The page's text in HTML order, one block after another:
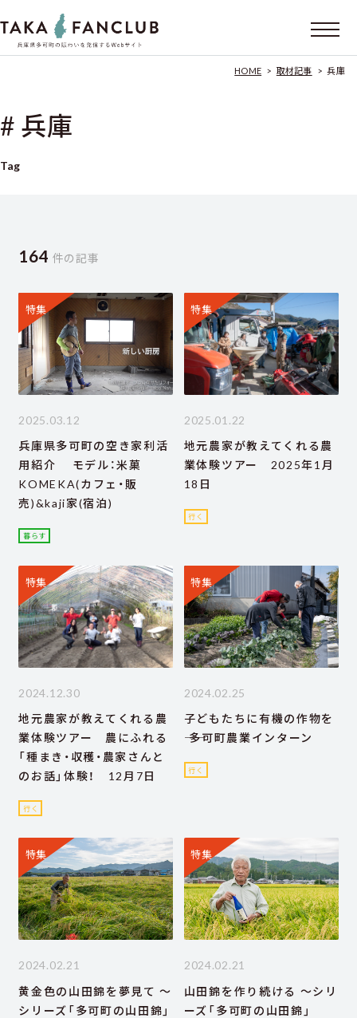
HOME > 取材記事 > 兵庫
# 兵庫
Tag
164 件の記事
特集
2025.03.12
兵庫県多可町の空き家利活
用紹介 モデル：米菓
KOMEKA(カフェ・販
売)&kaji家(宿泊)
暮らす
特集
2025.01.22
地元農家が教えてくれる農
業体験ツアー 2025年1月
18日
行く
特集
2024.12.30
地元農家が教えてくれる農
業体験ツアー 農にふれる
「種まき・収穫・農家さんと
のお話」体験！ 12月7日
行く
特集
2024.02.25
子どもたちに有機の作物を
―― 多可町農業インターン
行く
特集
2024.02.21
黄金色の山田錦を夢見て ～
シリーズ「多可町の山田錦」
特集
2024.02.21
山田錦を作り続ける ～シリ
ーズ「多可町の山田錦」